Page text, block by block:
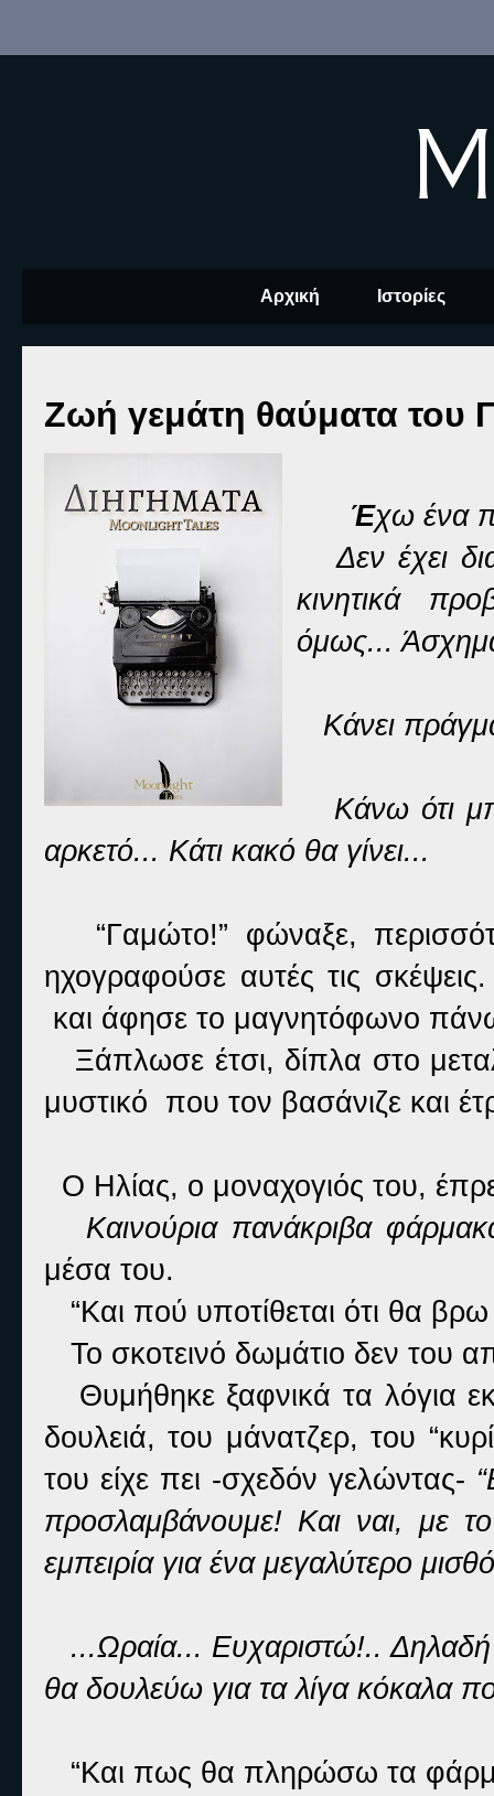
Αρχική Ιστορίες
Ζωή γεμάτη θαύματα του
Έχω ένα
Δεν έχει
κινητικά
όμως...
Κάνει
Κάνω ότι
αρκετό... Κάτι κακό θα γίνει...
“Γαμώτο!” φώναξε,
ηχογραφούσε αυτές τις
και άφησε το μαγνητόφωνο
Ξάπλωσε έτσι, δίπλα στο
μυστικό που τον βασάνιζε και
Ο Ηλίας, ο μοναχογιός του,
Καινούρια πανάκριβα
μέσα του.
“Και πού υποτίθεται ότι θα
To σκοτεινό δωμάτιο δεν του
Θυμήθηκε ξαφνικά τα λόγια
δουλειά, του μάνατζερ, του
του είχε πει -σχεδόν γελώντας-
προσλαμβάνουμε! Kαι ναι, με
εμπειρία για ένα μεγαλύτερο
...Ωραία... Ευχαριστώ!.. Δηλαδή
θα δουλεύω για τα λίγα κόκαλα
“Και πως θα πληρώσω τα